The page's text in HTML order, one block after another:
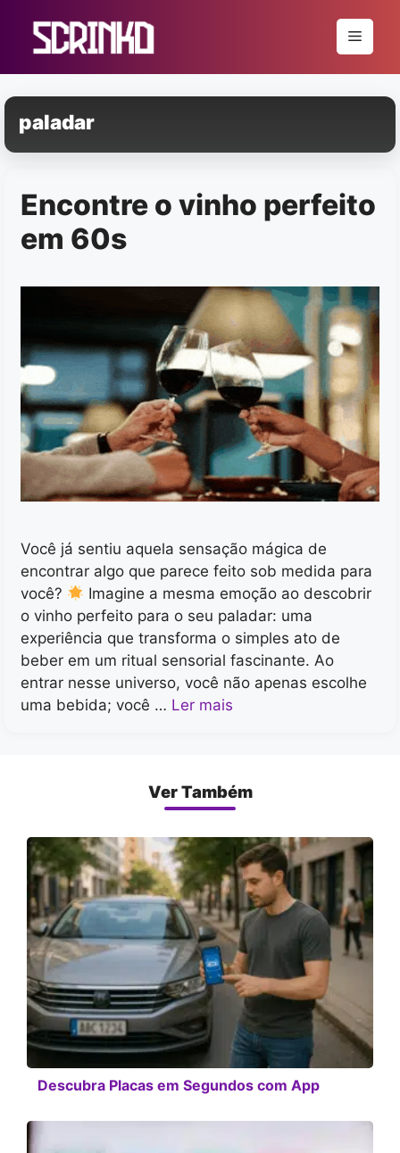
conteúdo
Menu
paladar
Encontre o vinho perfeito
em 60s
Você já sentiu aquela sensação mágica de
encontrar algo que parece feito sob medida para
você?
Imagine a mesma emoção ao descobrir
o vinho perfeito para o seu paladar: uma
experiência que transforma o simples ato de
beber em um ritual sensorial fascinante. Ao
entrar nesse universo, você não apenas escolhe
uma bebida; você … Ler mais
Ver Também
Descubra Placas em Segundos com App